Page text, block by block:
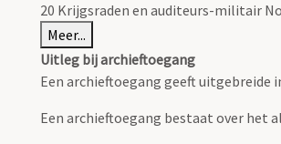
20 Krijgsraden en auditeurs-militair
Meer...
Uitleg bij archieftoegang
Een archieftoegang geeft uitgebreide
Een archieftoegang bestaat over het